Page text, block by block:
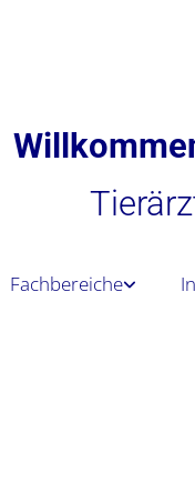
Fachbereiche